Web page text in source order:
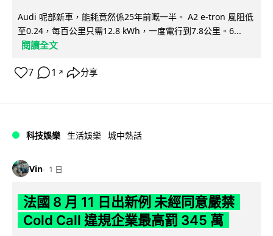
Audi 呢部新車，能耗竟然係25年前嘅一半。 A2 e-tron 風阻低
至0.24，每百公里只需12.8 kWh，一度電行到7.8公里。6...
閱讀全文
7 1 ↗ 分享
科技娛樂 生活娛樂 城中熱話
Vin 1 日
法國 8 月 11 日出新例 未經同意嚴禁
Cold Call 違規企業最高罰 345 萬